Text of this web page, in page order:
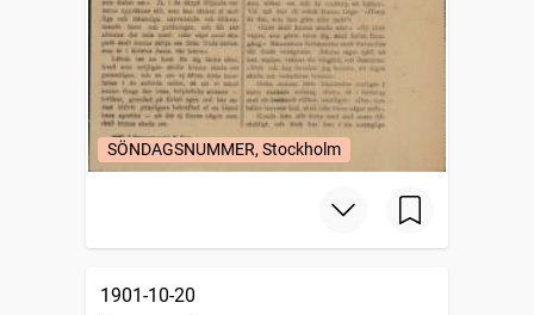
SÖNDAGSNUMMER, Stockholm
1901-10-20